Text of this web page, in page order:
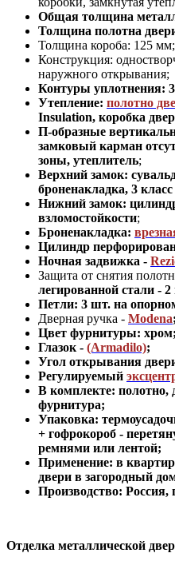
Общая толщина
Толщина полотна
Толщина короба: 125 мм;
Конструкция:
наружного открывания;
Контуры уплотнения:
Утепление: полотно
Insulation, коробка
П-образные
замковый карман
зоны, утеплитель;
Верхний замок:
броненакладка, 3
Нижний замок:
взломостойкости;
Броненакладка:
Цилиндр
Ночная задвижка -
Защита от снятия
легированной стали -
Петли: 3 шт. на
Дверная ручка - Modena;
Цвет фурнитуры: хром;
Глазок - (Armadilo);
Угол открывания
Регулируемый
В комплекте: полотно,
фурнитура;
Упаковка:
+ гофрокороб -
ремнями или лентой;
Применение: в
двери в загородный
Производство: Россия, г
Отделка металлической